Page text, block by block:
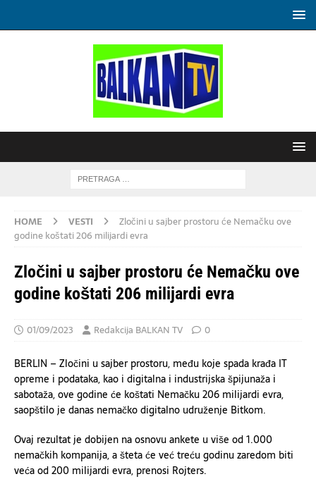
HOME VESTI
Zločini u sajber prostoru će Nemačku ove
godine koštati 206 milijardi evra
Zločini u sajber prostoru će Nemačku ove
godine koštati 206 milijardi evra
01/09/2023 Redakcija BALKAN TV 0
BERLIN – Zločini u sajber prostoru, među koje spada krađa IT
opreme i podataka, kao i digitalna i industrijska špijunaža i
sabotaža, ove godine će koštati Nemačku 206 milijardi evra,
saopštilo je danas nemačko digitalno udruženje Bitkom.
Ovaj rezultat je dobijen na osnovu ankete u više od 1.000
nemačkih kompanija, a šteta će već treću godinu zaredom biti
veća od 200 milijardi evra, prenosi Rojters.